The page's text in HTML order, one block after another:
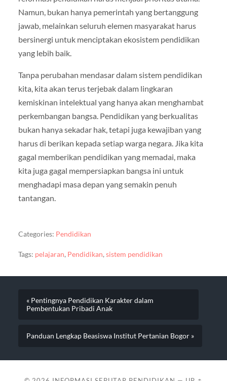
Namun, bukan hanya pemerintah yang bertanggung
jawab, melainkan seluruh elemen masyarakat harus
bersinergi untuk menciptakan ekosistem pendidikan
yang lebih baik.
Tanpa perubahan mendasar dalam sistem pendidikan
kita, kita akan terus terjebak dalam lingkaran
kemiskinan intelektual yang hanya akan menghambat
perkembangan bangsa. Pendidikan yang berkualitas
bukan hanya sekadar hak, tetapi juga kewajiban yang
harus di berikan kepada setiap warga negara. Jika kita
gagal memberikan pendidikan yang memadai, maka
kita juga gagal mempersiapkan bangsa ini untuk
menghadapi masa depan yang semakin penuh
tantangan.
Categories: Pendidikan
Tags: pelajaran, Pendidikan,sistem pendidikan
« Pentingnya Pendidikan Karakter dalam
Pembentukan Pribadi Anak
Panduan Lengkap Beasiswa Institut Pertanian Bogor »